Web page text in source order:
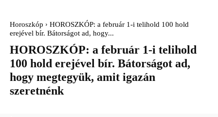
Horoszkóp
HOROSZKÓP: a február 1-i telihold 100 hold
erejével bír. Bátorságot ad, hogy...
HOROSZKÓP: a február 1-i telihold
100 hold erejével bír. Bátorságot ad,
hogy megtegyük, amit igazán
szeretnénk